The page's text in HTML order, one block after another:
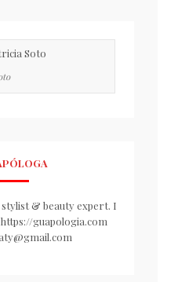
stylist & beauty expert. I
guapologia.com